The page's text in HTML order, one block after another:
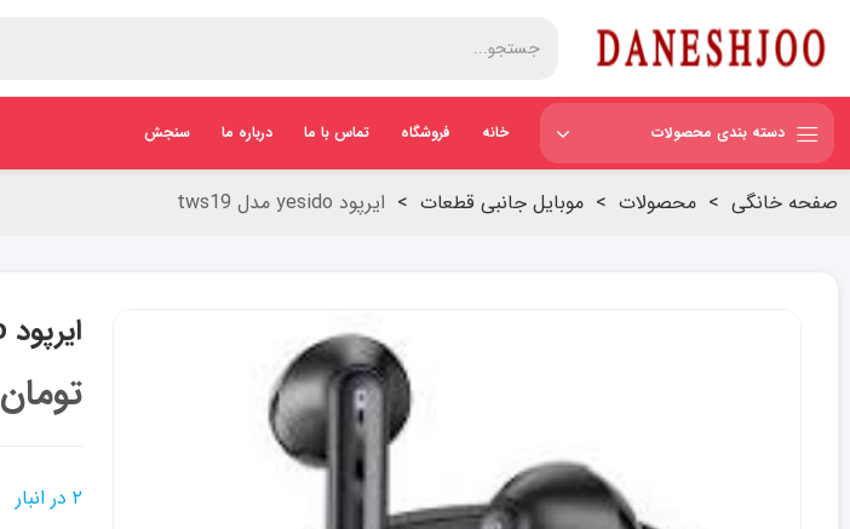
دسته بندی محصولات خانه فروشگاه تماس با ما درباره ما سنجش
صفحه خانگی > محصولات > موبایل جانبی قطعات > ایرپود yesido مدل tws19
ایرپود yesido مدل tws19
تومان
۲ در انبار